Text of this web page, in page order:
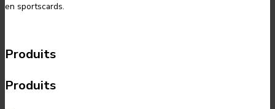
en sportscards.
Produits
Produits